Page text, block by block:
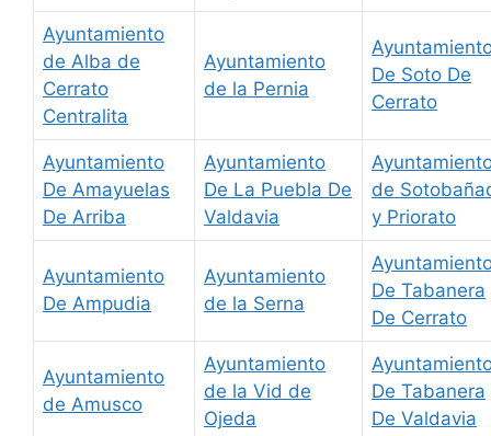
Ayuntamiento
de Alba de
Cerrato
Centralita
Ayuntamiento
de la Pernia
De Soto De
Cerrato
Ayuntamiento
De Amayuelas
De Arriba
Ayuntamiento
De La Puebla De
Valdavia
de
y Priorato
Ayuntamiento
De Ampudia
Ayuntamiento
de la Serna
De Tabanera
De Cerrato
Ayuntamiento
de Amusco
Ayuntamiento
de la Vid de
Ojeda
De Tabanera
De Valdavia